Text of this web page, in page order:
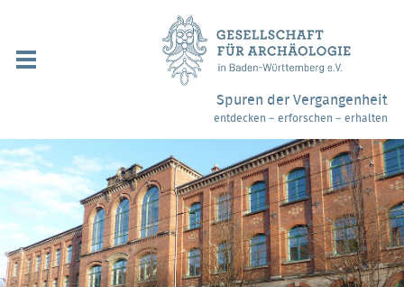
Über uns / Mitgliedschaft
Partner / Links
Archäologiemuseen
Webshop
Spuren der Vergangenheit
entdecken – erforschen – erhalten